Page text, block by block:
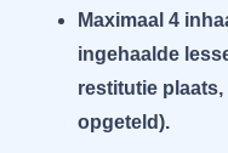
Maximaal 4
ingehaalde
restitutie
opgeteld).